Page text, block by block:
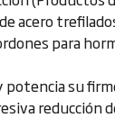
acero
para
su
reducción